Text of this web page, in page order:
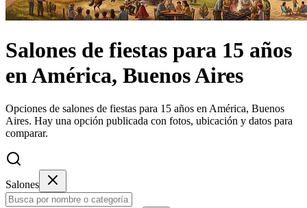
Salones de fiestas para 15 años
enAmérica, Buenos Aires
Opciones de salones de fiestas para 15 años en América, Buenos
Aires. Hay una opción publicada con fotos, ubicación y datos para
comparar.
Salones